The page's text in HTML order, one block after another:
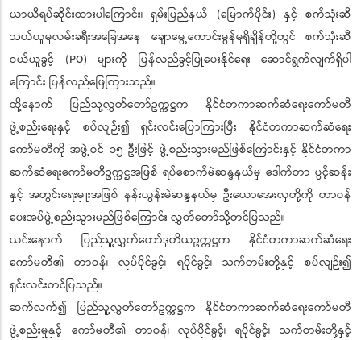
ယာယီရပ်ဆိုင်းထားပါကြောင်း၊ ရှမ်းပြည်နယ် (မြောက်ပိုင်း) နှင့် စက်သုံးဆီ
သယ်ယူမှုလမ်းခရီးအခြေအနေ ချောမွေ့ကောင်းမွန်မှုရှိချိန်တို့တွင် စက်သုံးဆီ
ဝယ်ယူခွင့် (PO) များကို ပြန်လည်ခွင့်ပြုပေးနိုင်ရေး ဆောင်ရွက်လျက်ရှိပါ
ကြောင်း ပြန်လည်ဖြေကြားသည်။
ထို့နောက် ပြည်သူ့လွှတ်တော်ဥက္ကဋ္ဌက နိုင်ငံတကာဆက်ဆံရေးကော်မတီ
ဖွဲ့စည်းရေးနှင့် စပ်လျဉ်း၍ ရှင်းလင်းပြောကြားပြီး နိုင်ငံတကာဆက်ဆံရေး
ကော်မတီကို အဖွဲ့ဝင် ၁၅ ဦးဖြင့် ဖွဲ့စည်းသွားမည်ဖြစ်ကြောင်းနှင့် နိုင်ငံတကာ
ဆက်ဆံရေးကော်မတီဥက္ကဋ္ဌအဖြစ် ရပ်စောက်မဲဆန္ဒနယ်မှ ဒေါက်တာ ပွင့်ဆန်း
နှင့် အတွင်းရေးမှူးအဖြစ် နန်းယွန်းမဲဆန္ဒနယ်မှ ဦးယောအေးလှတို့ကို တာဝန်
ပေးအပ်ဖွဲ့စည်းသွားမည်ဖြစ်ကြောင်း လွှတ်တော်သို့တင်ပြသည်။
ယင်းနောက် ပြည်သူ့လွှတ်တော်ဒုတိယဥက္ကဋ္ဌက နိုင်ငံတကာဆက်ဆံရေး
ကော်မတီ၏ တာဝန်၊ လုပ်ပိုင်ခွင့်၊ ရပိုင်ခွင့်၊ သက်တမ်းတို့နှင့် စပ်လျဉ်း၍
ရှင်းလင်းတင်ပြသည်။
ဆက်လက်၍ ပြည်သူ့လွှတ်တော်ဥက္ကဋ္ဌက နိုင်ငံတကာဆက်ဆံရေးကော်မတီ
ဖွဲ့စည်းမှုနှင့် ကော်မတီ၏ တာဝန်၊ လုပ်ပိုင်ခွင့်၊ ရပိုင်ခွင့်၊ သက်တမ်းတို့နှင့်